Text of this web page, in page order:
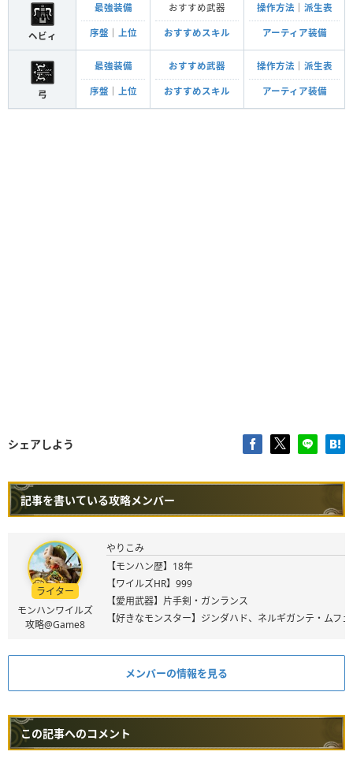
ヘビィ
最強装備
序盤 上位
おすすめ武器
おすすめスキル
操作方法 派生表
アーティア装備
弓
最強装備
序盤 上位
おすすめ武器
おすすめスキル
操作方法 派生表
アーティア装備
シェアしよう
記事を書いている攻略メンバー
ライター
モンハンワイルズ
攻略@Game8
やりこみ
【モンハン歴】18年
【ワイルズHR】999
【愛用武器】片手剣・ガンランス
【好きなモンスター】ジンダハド、ネルギガンテ・ムフ
メンバーの情報を見る
この記事へのコメント